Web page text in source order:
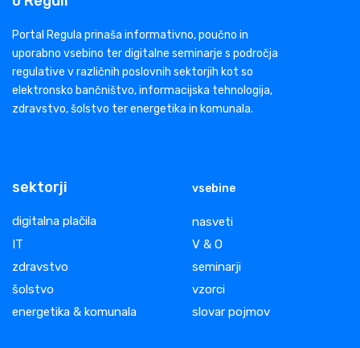
Portal Regula prinaša informativno, poučno in
uporabno vsebino ter digitalne seminarje s področja
regulative v različnih poslovnih sektorjih kot so
elektronsko bančništvo, informacijska tehnologija,
zdravstvo, šolstvo ter energetika in komunala.
sektorji
digitalna plačila
IT
zdravstvo
šolstvo
energetika & komunala
vsebine
nasveti
V & O
seminarji
vzorci
slovar pojmov